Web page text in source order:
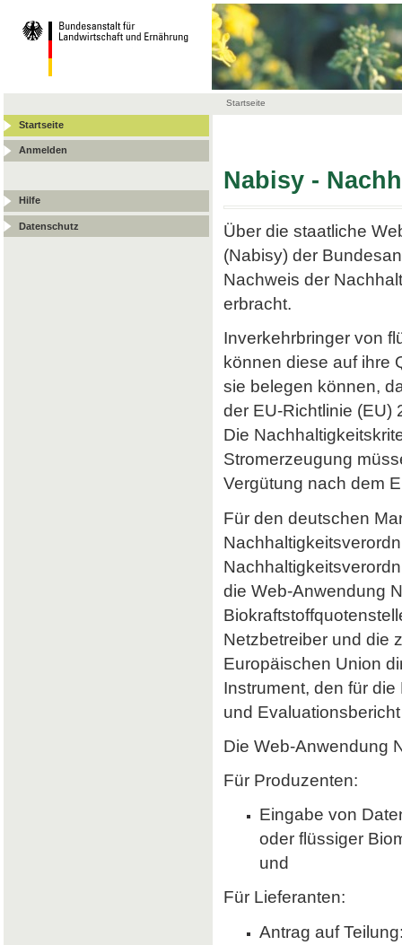
Startseite
Startseite
Anmelden
Hilfe
Datenschutz
Nabisy -
Über die staatliche
(Nabisy) der
Nachweis der
erbracht.
Inverkehrbringer von
können diese auf ihre
sie belegen können,
der EU-Richtlinie (EU)
Die
Stromerzeugung
Vergütung nach dem
Für den deutschen
die Web-Anwendung
Netzbetreiber und die
Europäischen Union
Instrument, den für
und
Die Web-Anwendung
Für Produzenten:
Eingabe von
oder flüssiger
und
Für Lieferanten:
Antrag auf